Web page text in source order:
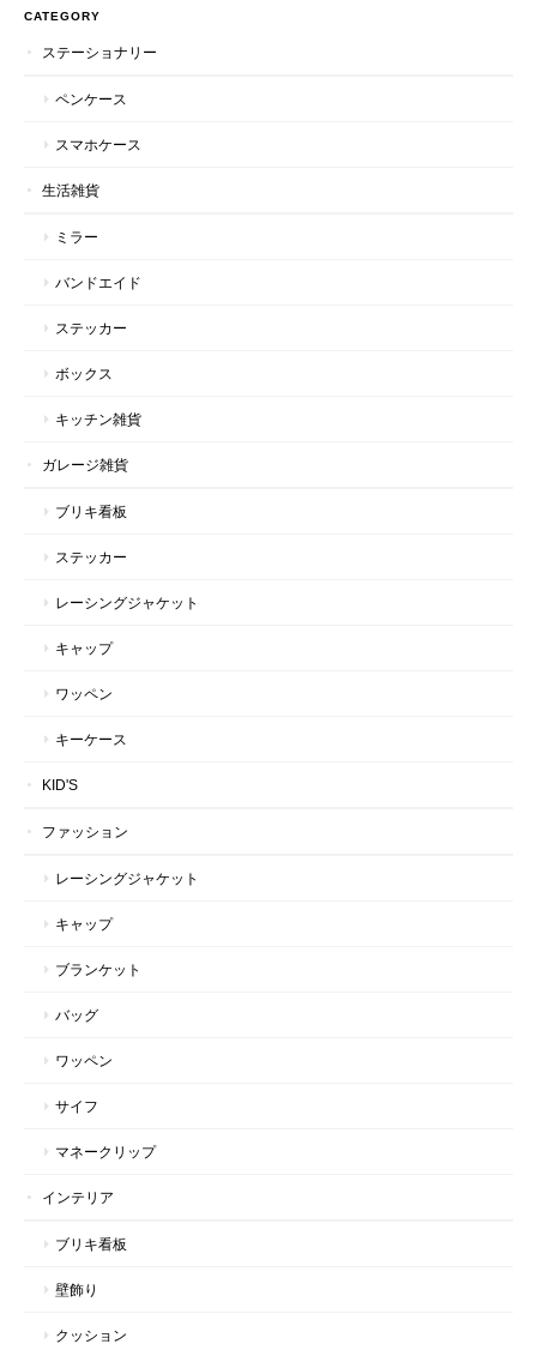
CATEGORY
ステーショナリー
ペンケース
スマホケース
生活雑貨
ミラー
バンドエイド
ステッカー
ボックス
キッチン雑貨
ガレージ雑貨
ブリキ看板
ステッカー
レーシングジャケット
キャップ
ワッペン
キーケース
KID'S
ファッション
レーシングジャケット
キャップ
ブランケット
バッグ
ワッペン
サイフ
マネークリップ
インテリア
ブリキ看板
壁飾り
クッション